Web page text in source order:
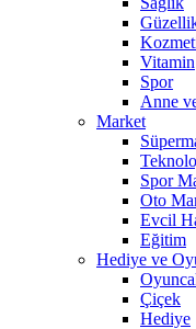
Vitamin
Spor
Anne
Market
Spor
Oto
Evcil
Eğitim
Hediye ve
Çiçek
Hediye